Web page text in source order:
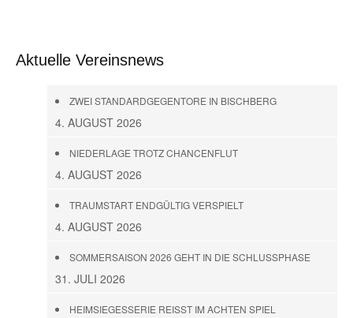
Aktuelle Vereinsnews
ZWEI STANDARDGEGENTORE IN BISCHBERG
4. AUGUST 2026
NIEDERLAGE TROTZ CHANCENFLUT
4. AUGUST 2026
TRAUMSTART ENDGÜLTIG VERSPIELT
4. AUGUST 2026
SOMMERSAISON 2026 GEHT IN DIE SCHLUSSPHASE
31. JULI 2026
HEIMSIEGESSERIE REISST IM ACHTEN SPIEL